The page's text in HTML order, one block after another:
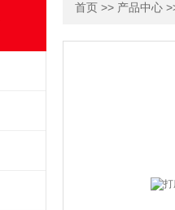
首页 >> 产品中心